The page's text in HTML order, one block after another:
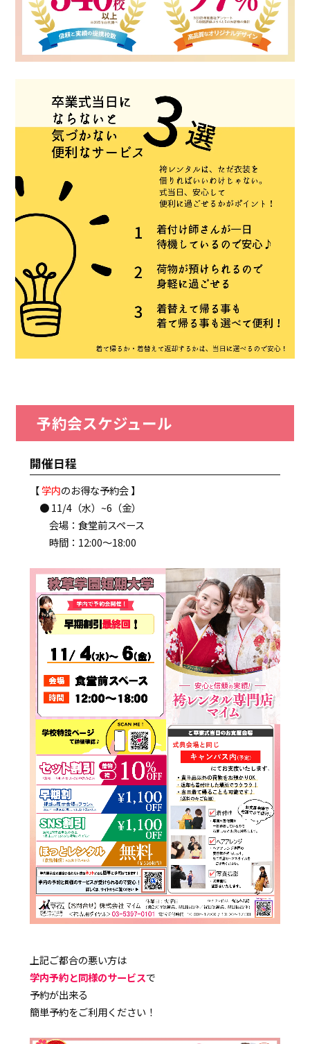
予約会スケジュール
開催日程
【学内のお得な予約会 】
● 11/4（水）~6（金）
会場：食堂前スペース
時間：12:00～18:00
上記ご都合の悪い方は
学内予約と同様のサービスで
予約が出来る
簡単予約をご利用ください！